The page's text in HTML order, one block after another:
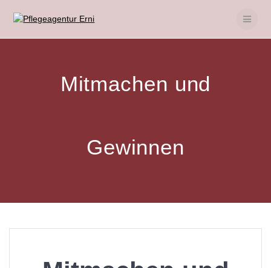
Mitmachen und
Gewinnen